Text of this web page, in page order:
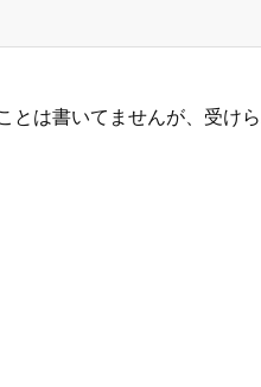
とは書いてませんが、受け